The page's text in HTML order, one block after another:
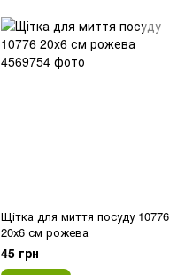
Щітка для миття посуду 10776
20х6 см рожева
45 грн